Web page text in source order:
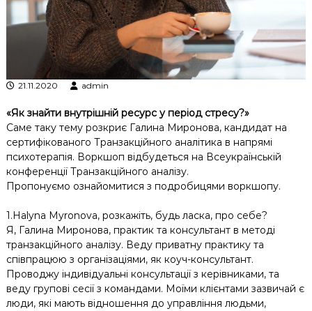
к
ц
і
й
н
г
а
н
а
л
і
з
у
21.11.2020 admin
«Як знайти внутрішній ресурс у період стресу?»
Саме таку тему розкриє Галина Миронова, кандидат на
сертифікованого Транзакційного аналітика в напрямі
психотерапія. Воркшоп відбудеться на Всеукраїнській
конференції Транзакційного аналізу.
Пропонуємо ознайомитися з подробицями воркшопу.
1.Halyna Myronova, розкажіть, будь ласка, про себе?
Я, Галина Миронова, практик та консультант в методі
транзакційного аналізу. Веду приватну практику та
співпрацюю з організаціями, як коуч-консультант.
Проводжу індивідуальні консультації з керівниками, та
веду групові сесії з командами. Моїми клієнтами зазвичай є
люди, які мають відношення до управління людьми,